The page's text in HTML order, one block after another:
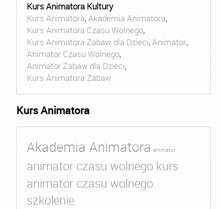
Kurs Animatora Kultury
Kurs Animatora,Akademia Animatora,
Kurs Animatora Czasu Wolnego,
Kurs Animatora Zabaw dla Dzieci,Animator,
Animator Czasu Wolnego,
Animator Zabaw dla Dzieci,
Kurs Animatora Zabaw
Kurs Animatora
Akademia Animatora animator
animator czasu wolnego kurs
animator czasu wolnego
szkolenie